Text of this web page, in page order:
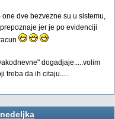
dve bezvezne su u sistemu,
jer je po evidenciji
dogadjaje.....volim
treba da ih citaju.....